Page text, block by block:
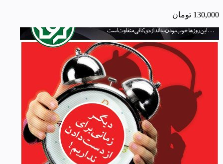
130,000 تومان